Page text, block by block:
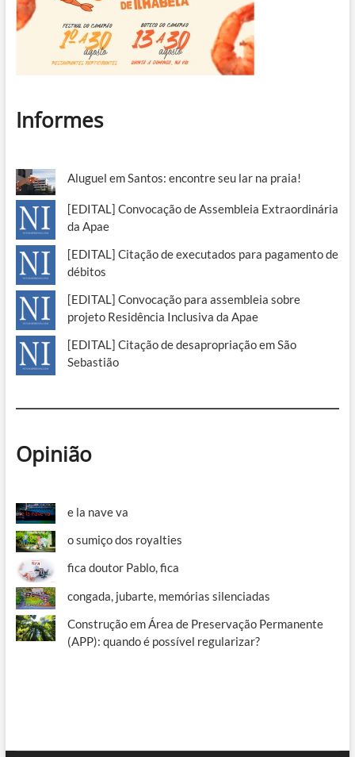
Informes
Aluguel em Santos: encontre seu lar na praia!
[EDITAL] Convocação de Assembleia Extraordinária
da Apae
[EDITAL] Citação de executados para pagamento de
débitos
[EDITAL] Convocação para assembleia sobre
projeto Residência Inclusiva da Apae
[EDITAL] Citação de desapropriação em São
Sebastião
Opinião
e la nave va
o sumiço dos royalties
fica doutor Pablo, fica
congada, jubarte, memórias silenciadas
Construção em Área de Preservação Permanente
(APP): quando é possível regularizar?